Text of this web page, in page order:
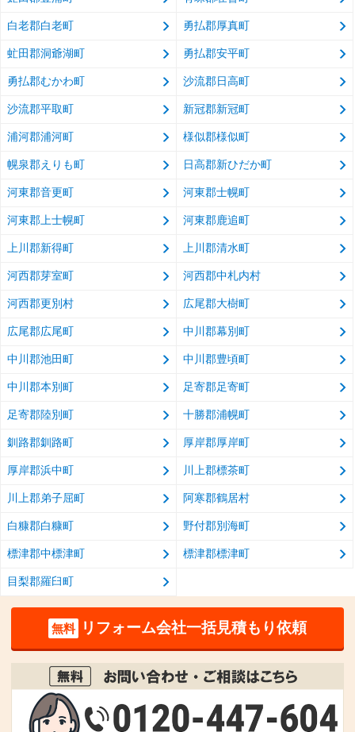
白老郡白老町 勇払郡厚真町
虻田郡洞爺湖町 勇払郡安平町
勇払郡むかわ町 沙流郡日高町
沙流郡平取町 新冠郡新冠町
浦河郡浦河町 様似郡様似町
幌泉郡えりも町 日高郡新ひだか町
河東郡音更町 河東郡士幌町
河東郡上士幌町 河東郡鹿追町
上川郡新得町 上川郡清水町
河西郡芽室町 河西郡中札内村
河西郡更別村 広尾郡大樹町
広尾郡広尾町 中川郡幕別町
中川郡池田町 中川郡豊頃町
中川郡本別町 足寄郡足寄町
足寄郡陸別町 十勝郡浦幌町
釧路郡釧路町 厚岸郡厚岸町
厚岸郡浜中町 川上郡標茶町
川上郡弟子屈町 阿寒郡鶴居村
白糠郡白糠町 野付郡別海町
標津郡中標津町 標津郡標津町
目梨郡羅臼町
無料 リフォーム会社一括見積もり依頼